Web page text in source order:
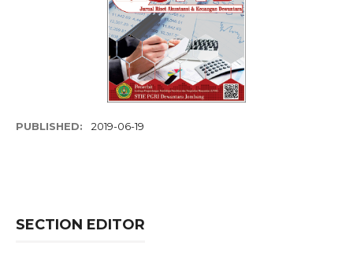
PUBLISHED: 2019-06-19
SECTION EDITOR